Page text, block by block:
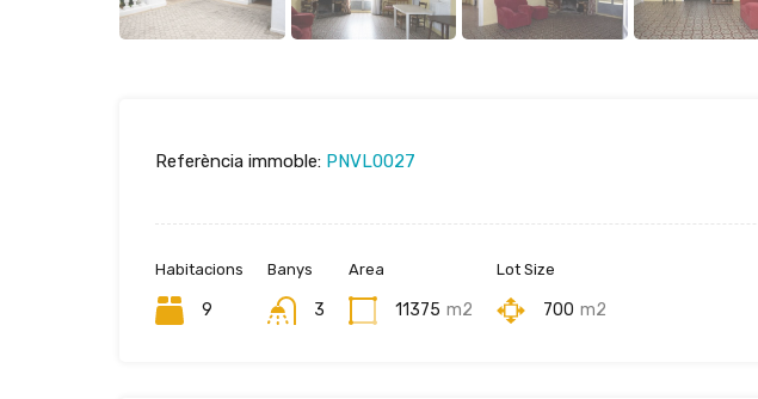
Referència immoble: PNVL0027
Habitacions
9
Banys
3
Area
11375 m2
Lot Size
700 m2